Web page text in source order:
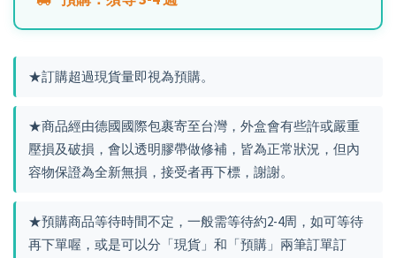
★訂購超過現貨量即視為預購。
★商品經由德國國際包裹寄至台灣，外盒會有些許或嚴重
壓損及破損，會以透明膠帶做修補，皆為正常狀況，但內
容物保證為全新無損，接受者再下標，謝謝。
★預購商品等待時間不定，一般需等待約2-4周，如可等待
再下單喔，或是可以分「現貨」和「預購」兩筆訂單訂